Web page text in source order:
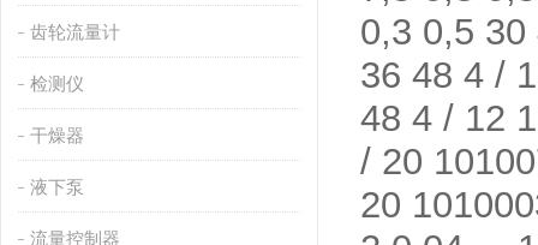
齿轮流量计
检测仪
干燥器
液下泵
流量控制器
0,3 0,5
36 48 4 /
48 4 / 12
/ 20
20